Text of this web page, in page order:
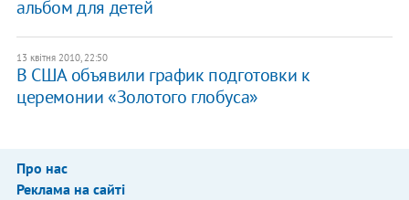
альбом для детей
13 квітня 2010, 22:50
В США объявили график подготовки к
церемонии «Золотого глобуса»
Про нас
Реклама на сайті